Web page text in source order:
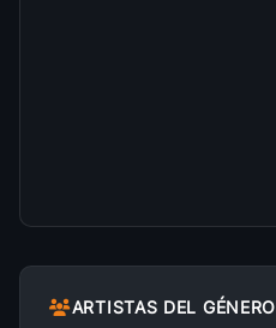
ARTISTAS DEL GÉNERO